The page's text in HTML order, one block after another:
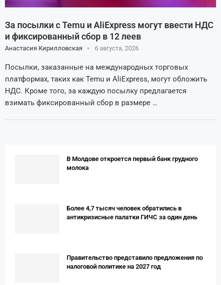
За посылки с Temu и AliExpress могут ввести НДС
и фиксированный сбор в 12 леев
Анастасия Кирилловская 6 августа, 2026
Посылки, заказанные на международных торговых
платформах, таких как Temu и AliExpress, могут обложить
НДС. Кроме того, за каждую посылку предлагается
взимать фиксированный сбор в размере …
В Молдове откроется первый банк грудного
молока
Более 4,7 тысяч человек обратились в
антикризисные палатки ГИЧС за один день
Правительство представило предложения по
налоговой политике на 2027 год